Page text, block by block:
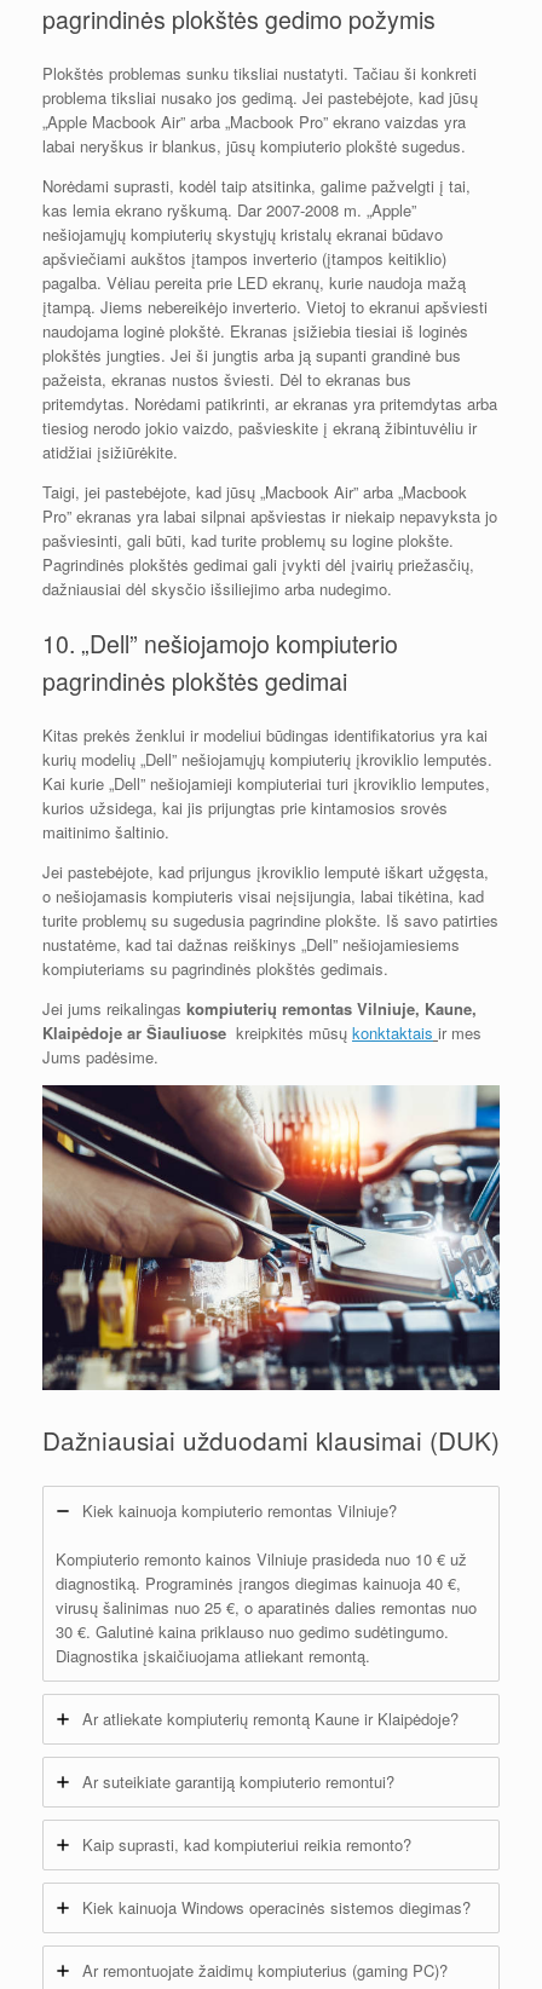
pagrindinės plokštės gedimo požymis
Plokštės problemas sunku tiksliai nustatyti. Tačiau ši konkreti
problema tiksliai nusako jos gedimą. Jei pastebėjote, kad jūsų
„Apple Macbook Air” arba „Macbook Pro” ekrano vaizdas yra
labai neryškus ir blankus, jūsų kompiuterio plokštė sugedus.
Norėdami suprasti, kodėl taip atsitinka, galime pažvelgti į tai,
kas lemia ekrano ryškumą. Dar 2007-2008 m. „Apple”
nešiojamųjų kompiuterių skystųjų kristalų ekranai būdavo
apšviečiami aukštos įtampos inverterio (įtampos keitiklio)
pagalba. Vėliau pereita prie LED ekranų, kurie naudoja mažą
įtampą. Jiems nebereikėjo inverterio. Vietoj to ekranui apšviesti
naudojama loginė plokštė. Ekranas įsižiebia tiesiai iš loginės
plokštės jungties. Jei ši jungtis arba ją supanti grandinė bus
pažeista, ekranas nustos šviesti. Dėl to ekranas bus
pritemdytas. Norėdami patikrinti, ar ekranas yra pritemdytas arba
tiesiog nerodo jokio vaizdo, pašvieskite į ekraną žibintuvėliu ir
atidžiai įsižiūrėkite.
Taigi, jei pastebėjote, kad jūsų „Macbook Air” arba „Macbook
Pro” ekranas yra labai silpnai apšviestas ir niekaip nepavyksta jo
pašviesinti, gali būti, kad turite problemų su logine plokšte.
Pagrindinės plokštės gedimai gali įvykti dėl įvairių priežasčių,
dažniausiai dėl skysčio išsiliejimo arba nudegimo.
10. „Dell” nešiojamojo kompiuterio
pagrindinės plokštės gedimai
Kitas prekės ženklui ir modeliui būdingas identifikatorius yra kai
kurių modelių „Dell” nešiojamųjų kompiuterių įkroviklio lemputės.
Kai kurie „Dell” nešiojamieji kompiuteriai turi įkroviklio lemputes,
kurios užsidega, kai jis prijungtas prie kintamosios srovės
maitinimo šaltinio.
Jei pastebėjote, kad prijungus įkroviklio lemputė iškart užgęsta,
o nešiojamasis kompiuteris visai neįsijungia, labai tikėtina, kad
turite problemų su sugedusia pagrindine plokšte. Iš savo patirties
nustatėme, kad tai dažnas reiškinys „Dell” nešiojamiesiems
kompiuteriams su pagrindinės plokštės gedimais.
Jei jums reikalingas kompiuterių remontas Vilniuje, Kaune,
Klaipėdoje ar Šiauliuose kreipkitės mūsų konktaktais ir mes
Jums padėsime.
Dažniausiai užduodami klausimai (DUK)
Kiek kainuoja kompiuterio remontas Vilniuje?
Kompiuterio remonto kainos Vilniuje prasideda nuo 10 € už
diagnostiką. Programinės įrangos diegimas kainuoja 40 €,
virusų šalinimas nuo 25 €, o aparatinės dalies remontas nuo
30 €. Galutinė kaina priklauso nuo gedimo sudėtingumo.
Diagnostika įskaičiuojama atliekant remontą.
Ar atliekate kompiuterių remontą Kaune ir Klaipėdoje?
Ar suteikiate garantiją kompiuterio remontui?
Kaip suprasti, kad kompiuteriui reikia remonto?
Kiek kainuoja Windows operacinės sistemos diegimas?
Ar remontuojate žaidimų kompiuterius (gaming PC)?